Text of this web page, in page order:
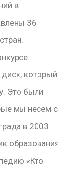
в
36
который
Это были
мы несем с
в 2003
образования
«Кто